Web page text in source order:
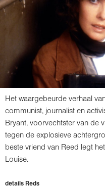
Het waargebeurde verhaal
communist, journalist en
Bryant, voorvechtster van de
tegen de explosieve
beste vriend van Reed legt
Louise.
details Reds